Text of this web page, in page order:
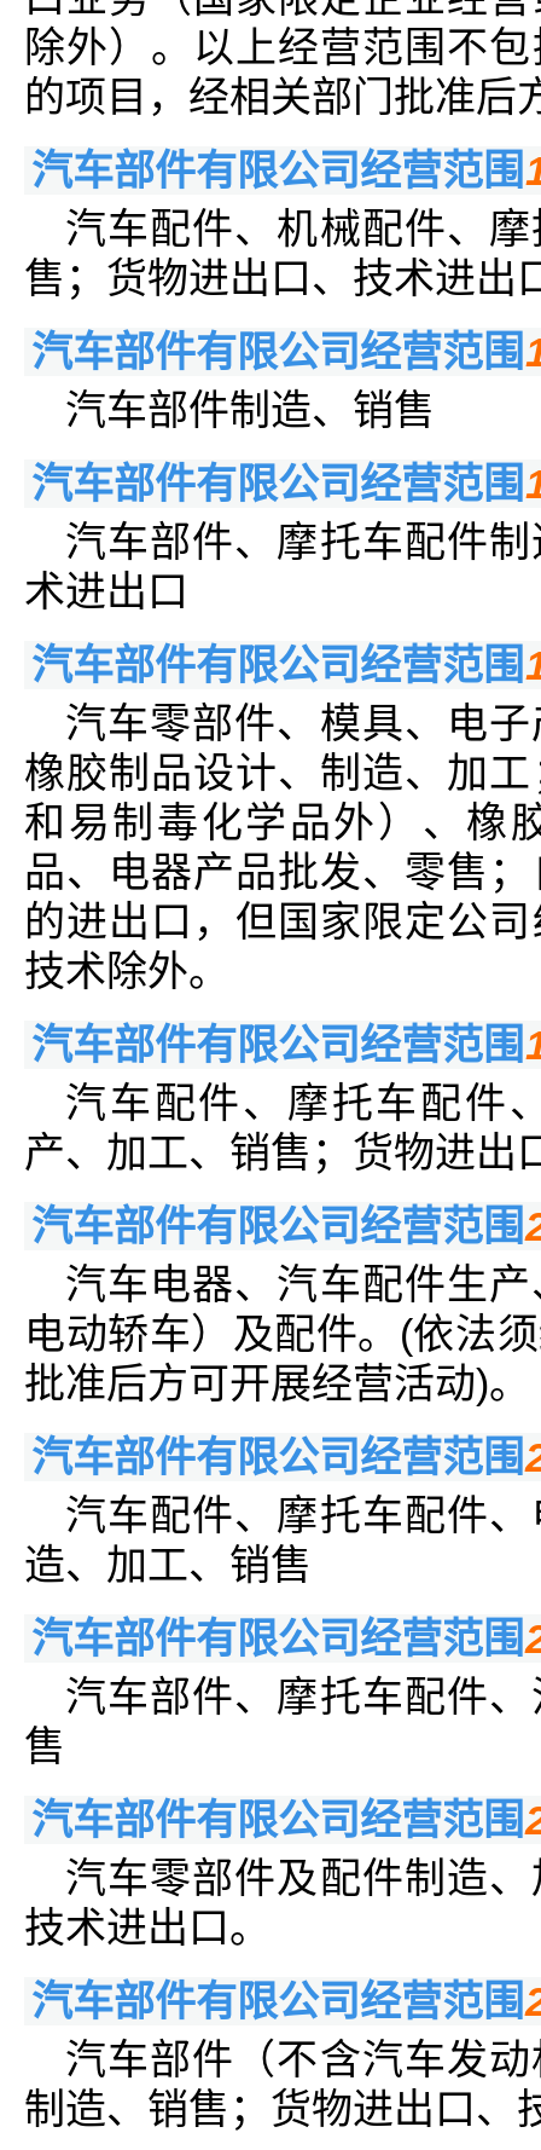
除外）。以上经营范围不
的项目，经相关部门批准后
汽车部件有限公司经营范围
汽车配件、机械配件、
售；货物进出口、技术进出
汽车部件有限公司经营范围
汽车部件制造、销售
汽车部件有限公司经营范围
汽车部件、摩托车配件
术进出口
汽车部件有限公司经营范围
汽车零部件、模具、电
橡胶制品设计、制造、加
和易制毒化学品外）、橡
品、电器产品批发、零售
的进出口，但国家限定公
技术除外。
汽车部件有限公司经营范围
汽车配件、摩托车配件
产、加工、销售；货物进出
汽车部件有限公司经营范围
汽车电器、汽车配件生
电动轿车）及配件。(依法
批准后方可开展经营活动)。
汽车部件有限公司经营范围
汽车配件、摩托车配件
造、加工、销售
汽车部件有限公司经营范围
汽车部件、摩托车配件
售
汽车部件有限公司经营范围
汽车零部件及配件制造
技术进出口。
汽车部件有限公司经营范围
汽车部件（不含汽车发
制造、销售；货物进出口、